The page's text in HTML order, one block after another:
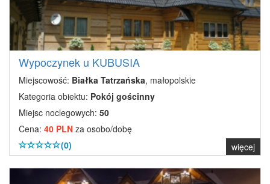
Wypoczynek u KUBUSIA
Miejscowość: Białka Tatrzańska, małopolskie
Kategoria obiektu: Pokój gościnny
Miejsc noclegowych: 50
Cena: 40 PLN za osobo/dobę
(0)
więcej